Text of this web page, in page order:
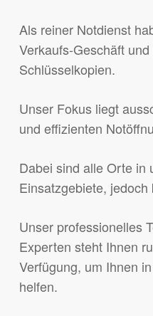
Als reiner Notdienst
Verkaufs-Geschäft
Schlüsselkopien.
Unser Fokus liegt
und effizienten
Dabei sind alle Orte in
Einsatzgebiete,
Unser professionelles
Experten steht Ihnen
Verfügung, um Ihnen
helfen.